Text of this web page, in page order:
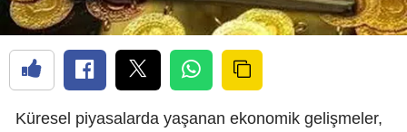
Küresel piyasalarda yaşanan ekonomik gelişmeler,